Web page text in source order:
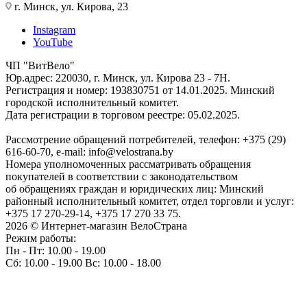
г. Минск, ул. Кирова, 23
Instagram
YouTube
ЧП "ВитВело"
Юр.адрес: 220030, г. Минск, ул. Кирова 23 - 7Н.
Регистрация и номер: 193830751 от 14.01.2025. Минский
городской исполнительный комитет.
Дата регистрации в торговом реестре: 05.02.2025.
Рассмотрение обращений потребителей, телефон: +375 (29)
616-60-70, e-mail: info@velostrana.by
Номера уполномоченных рассматривать обращения
покупателей в соответствии с законодательством
об обращениях граждан и юридических лиц: Минский
районный исполнительный комитет, отдел торговли и услуг:
+375 17 270-29-14, +375 17 270 33 75.
2026 © Интернет-магазин ВелоСтрана
Режим работы:
Пн - Пт: 10.00 - 19.00
Сб: 10.00 - 19.00 Вс: 10.00 - 18.00